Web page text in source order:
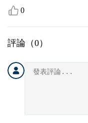
0
評論（0）